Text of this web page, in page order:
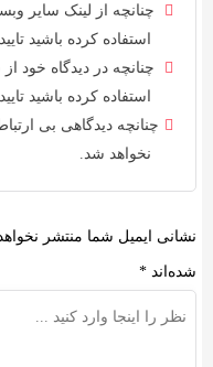
چنانچه از لینک سایر
استفاده کرده باشید تایید
چنانچه در دیدگاه خود از
استفاده کرده باشید تایید
چنانچه دیدگاهی بی ارتباط
نخواهد شد.
ایمیل شما منتشر نخواهد شد.
*